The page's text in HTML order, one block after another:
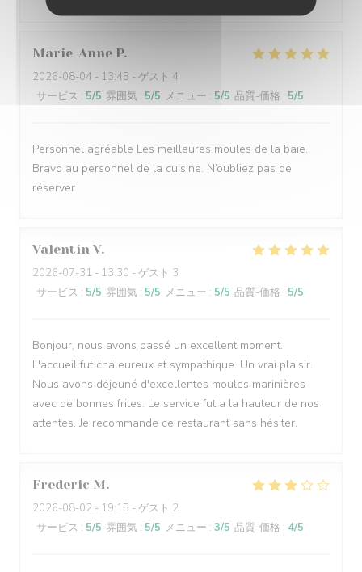
Marie-Anne P
2026-08-04 - 13:45 - ゲスト 4
サービス : 5/5 雰囲気 : 5/5 メニュー : 5/5 品質-価格 : 5/5
Personnel agréable Les meilleures moules de la baie.
Bravo au personnel de la cuisine. N’oubliez pas de
réserver
Valentin V
2026-07-31 - 13:30 - ゲスト 3
サービス : 5/5 雰囲気 : 5/5 メニュー : 5/5 品質-価格 : 5/5
Bonjour, nous avons passé un excellent moment.
L'accueil fut chaleureux et sympathique. Un vrai plaisir.
Nous avons déjeuné d'excellentes moules marinières
avec de bonnes frites. Le service fut a la hauteur de nos
attentes. Je recommande ce restaurant sans hésiter.
Frederic M
2026-08-02 - 19:15 - ゲスト 2
サービス : 5/5 雰囲気 : 5/5 メニュー : 3/5 品質-価格 : 4/5